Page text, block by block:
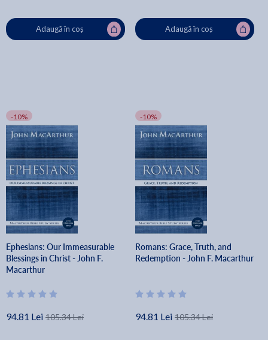
Adaugă în coș Adaugă în coș
-10%
Ephesians: Our Immeasurable
Blessings in Christ - John F.
Macarthur
94.81 Lei 105.34 Lei
-10%
Romans: Grace, Truth, and
Redemption - John F. Macarthur
94.81 Lei 105.34 Lei